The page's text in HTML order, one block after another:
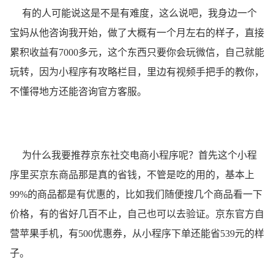
有的人可能说这是不是有难度，这么说吧，我身边一个
宝妈从他咨询我开始，做了大概有一个月左右的样子，直接
累积收益有7000多元，这个东西只要你会玩微信，自己就能
玩转，因为小程序有攻略栏目，里边有视频手把手的教你，
不懂得地方还能咨询官方客服。
为什么我要推荐京东社交电商小程序呢？首先这个小程
序里买京东商品那是真的省钱，不管是吃的用的，基本上
99%的商品都是有优惠的，比如我们随便搜几个商品看一下
价格，有的省好几百不止，自己也可以去验证。京东官方自
营苹果手机，有500优惠券，从小程序下单还能省539元的样
子。